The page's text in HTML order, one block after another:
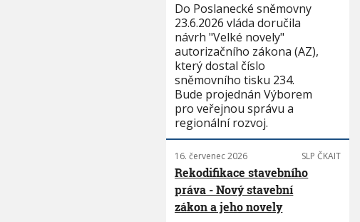
Do Poslanecké sněmovny
23.6.2026 vláda doručila
návrh "Velké novely"
autorizačního zákona (AZ),
který dostal číslo
sněmovního tisku 234.
Bude projednán Výborem
pro veřejnou správu a
regionální rozvoj.
16. červenec 2026 SLP ČKAIT
Rekodifikace stavebního
práva - Nový stavební
zákon a jeho novely